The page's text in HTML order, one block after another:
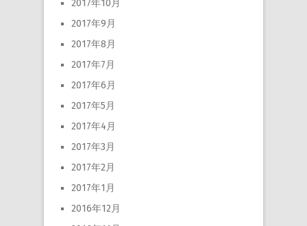
2017年10月
2017年9月
2017年8月
2017年7月
2017年6月
2017年5月
2017年4月
2017年3月
2017年2月
2017年1月
2016年12月